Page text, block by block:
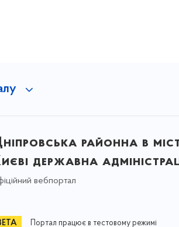
районна в
державна
вебпортал
Портал працює в тестовому режимі